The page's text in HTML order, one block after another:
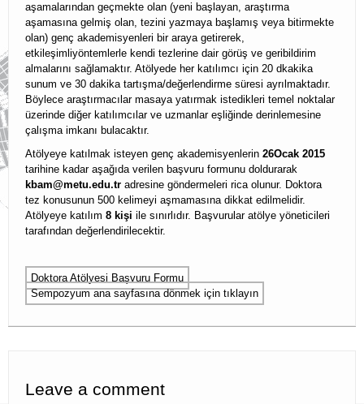
English
aşamalarından geçmekte olan (yeni başlayan, araştırma
aşamasına gelmiş olan, tezini yazmaya başlamış veya bitirmekte
olan) genç akademisyenleri bir araya getirerek,
etkileşimliyöntemlerle kendi tezlerine dair görüş ve geribildirim
almalarını sağlamaktır. Atölyede her katılımcı için 20 dkakika
sunum ve 30 dakika tartışma/değerlendirme süresi ayrılmaktadır.
Böylece araştırmacılar masaya yatırmak istedikleri temel noktalar
üzerinde diğer katılımcılar ve uzmanlar eşliğinde derinlemesine
çalışma imkanı bulacaktır.
Atölyeye katılmak isteyen genç akademisyenlerin 26Ocak 2015
tarihine kadar aşağıda verilen başvuru formunu doldurarak
kbam@metu.edu.tr adresine göndermeleri rica olunur. Doktora
tez konusunun 500 kelimeyi aşmamasına dikkat edilmelidir.
Atölyeye katılım 8 kişi ile sınırlıdır. Başvurular atölye yöneticileri
tarafından değerlendirilecektir.
Doktora Atölyesi Başvuru Formu
Sempozyum ana sayfasına dönmek için tıklayın
Leave a comment